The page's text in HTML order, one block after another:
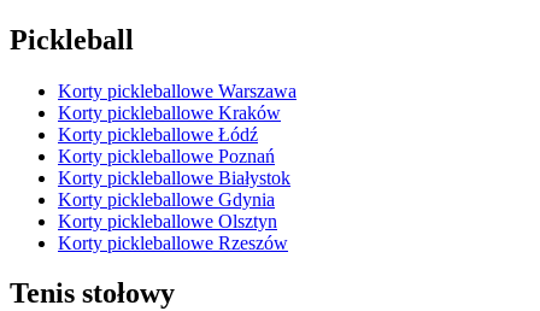
Pickleball
Korty pickleballowe Warszawa
Korty pickleballowe Kraków
Korty pickleballowe Łódź
Korty pickleballowe Poznań
Korty pickleballowe Białystok
Korty pickleballowe Gdynia
Korty pickleballowe Olsztyn
Korty pickleballowe Rzeszów
Tenis stołowy